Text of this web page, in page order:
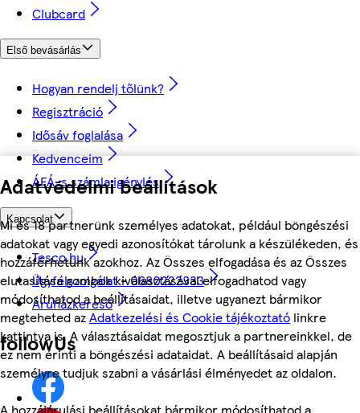
Adatvédelmi beállítások
Mi és 18 partnerünk személyes adatokat, például böngészési
adatokat vagy egyedi azonosítókat tárolunk a készülékeden, és
hozzáférhetünk azokhoz. Az Összes elfogadása és az Összes
elutasítása gombok kiválasztásával elfogadhatod vagy
módosíthatod a beállításaidat, illetve ugyanezt bármikor
megteheted azAdatkezelési és Cookie tájékoztató linkre
kattintva is. A választásaidat megosztjuk a partnereinkkel, de
ez nem érinti a böngészési adataidat. A beállításaid alapján
személyre tudjuk szabni a vásárlási élményedet az oldalon.
A hozzájárulási beállításokat bármikor módosíthatod a
Clubcard
Első bevásárlás
Hogyan rendelj tőlünk?
Regisztráció
Idősáv foglalása
Kedvenceim
ÁFÁ-s számla igénylés
Kapcsolat
Tesco.hu
Ügyfélszolgálat - 0680222333
Áruházkereső
followUs